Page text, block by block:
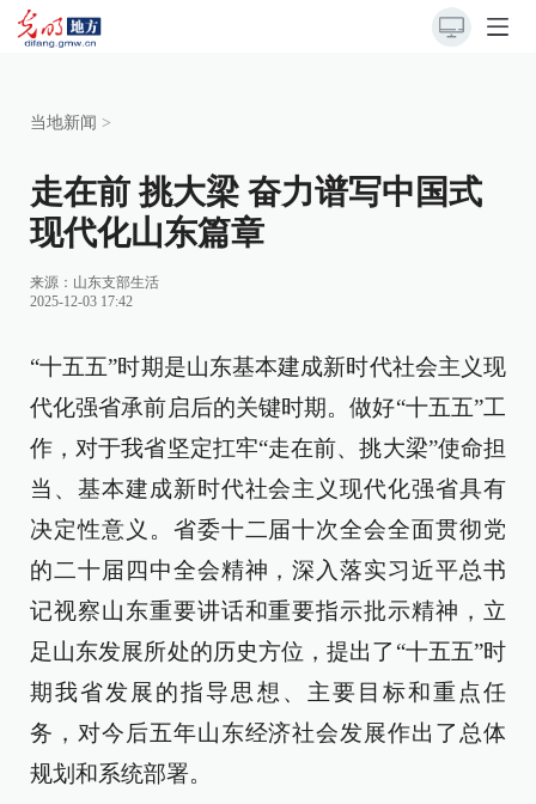
当地新闻 >
走在前 挑大梁 奋力谱写中国式
现代化山东篇章
来源： 山东支部生活
2025-12-03 17:42
“十五五”时期是山东基本建成新时代社会主义现
代化强省承前启后的关键时期。做好“十五五”工
作，对于我省坚定扛牢“走在前、挑大梁”使命担
当、基本建成新时代社会主义现代化强省具有
决定性意义。省委十二届十次全会全面贯彻党
的二十届四中全会精神，深入落实习近平总书
记视察山东重要讲话和重要指示批示精神，立
足山东发展所处的历史方位，提出了“十五五”时
期我省发展的指导思想、主要目标和重点任
务，对今后五年山东经济社会发展作出了总体
规划和系统部署。